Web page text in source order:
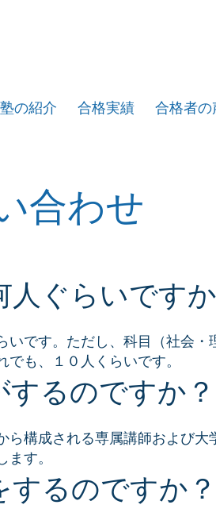
塾の紹介 合格実績 合格者の
合わせ
人ぐらいです
いです。ただし、科目（社会
も、１０人くらいです。
るのですか？
ら構成される専属講師および
す。
するのですか？